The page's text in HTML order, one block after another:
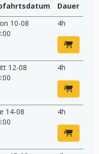
Dauer
10-08
4h
12-08
4h
14-08
4h